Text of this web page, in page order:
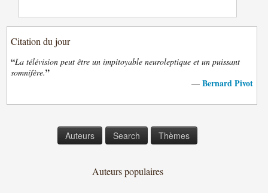
Citation du jour
“La télévision peut être un impitoyable neuroleptique et un puissant
somnifère.”
— Bernard Pivot
Auteurs Search Thèmes
Auteurs populaires